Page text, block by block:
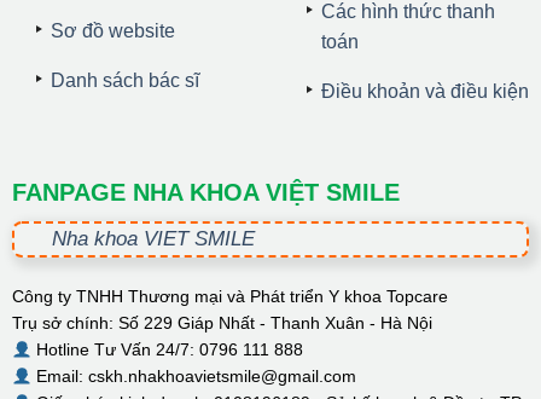
Sơ đồ website
Danh sách bác sĩ
Các hình thức thanh
toán
Điều khoản và điều kiện
FANPAGE NHA KHOA VIỆT SMILE
Nha khoa VIET SMILE
Công ty TNHH Thương mại và Phát triển Y khoa Topcare
Trụ sở chính: Số 229 Giáp Nhất - Thanh Xuân - Hà Nội
Hotline Tư Vấn 24/7: 0796 111 888
Email: cskh.nhakhoavietsmile@gmail.com